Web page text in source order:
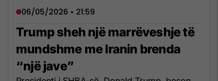
06/05/2026 • 21:59
Trump sheh një marrëveshje të
mundshme me Iranin brenda
“një jave”